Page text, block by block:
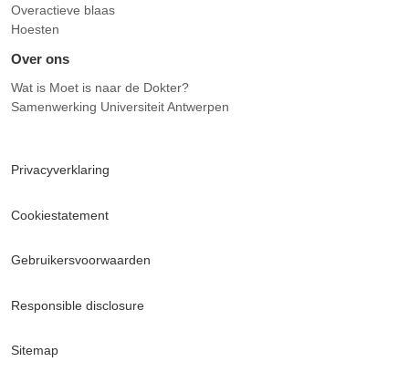
Overactieve blaas
Hoesten
Over ons
Wat is Moet is naar de Dokter?
Samenwerking Universiteit Antwerpen
Privacyverklaring
Cookiestatement
Gebruikersvoorwaarden
Responsible disclosure
Sitemap